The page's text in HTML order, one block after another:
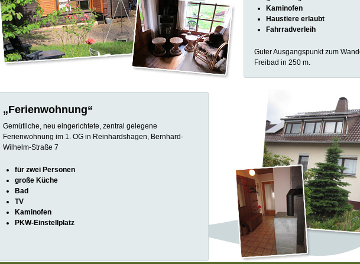
Kaminofen
Haustiere erlaubt
Fahrradverleih
Guter Ausgangspunkt zum
Freibad in 250 m.
„Ferienwohnung“
Gemütliche, neu eingerichtete, zentral gelegene
Ferienwohnung im 1. OG in Reinhardshagen, Bernhard-
Wilhelm-Straße 7
für zwei Personen
große Küche
Bad
TV
Kaminofen
PKW-Einstellplatz